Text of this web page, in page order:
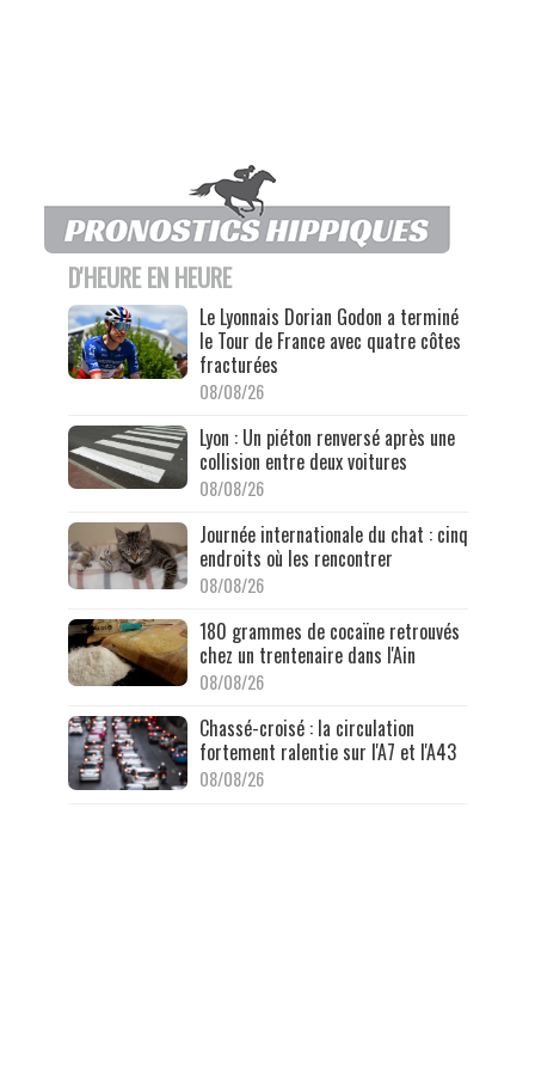
D'HEURE EN HEURE
Le Lyonnais Dorian Godon a terminé
le Tour de France avec quatre côtes
fracturées
08/08/26
Lyon : Un piéton renversé après une
collision entre deux voitures
08/08/26
Journée internationale du chat : cinq
endroits où les rencontrer
08/08/26
180 grammes de cocaïne retrouvés
chez un trentenaire dans l'Ain
08/08/26
Chassé-croisé : la circulation
fortement ralentie sur l'A7 et l'A43
08/08/26